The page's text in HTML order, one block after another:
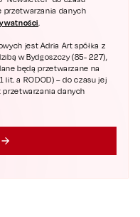
przetwarzania danych
.
jest Adria Art spółka z
w Bydgoszczy (85- 227),
będą przetwarzane na
lit. a RODOD) – do czasu jej
danych